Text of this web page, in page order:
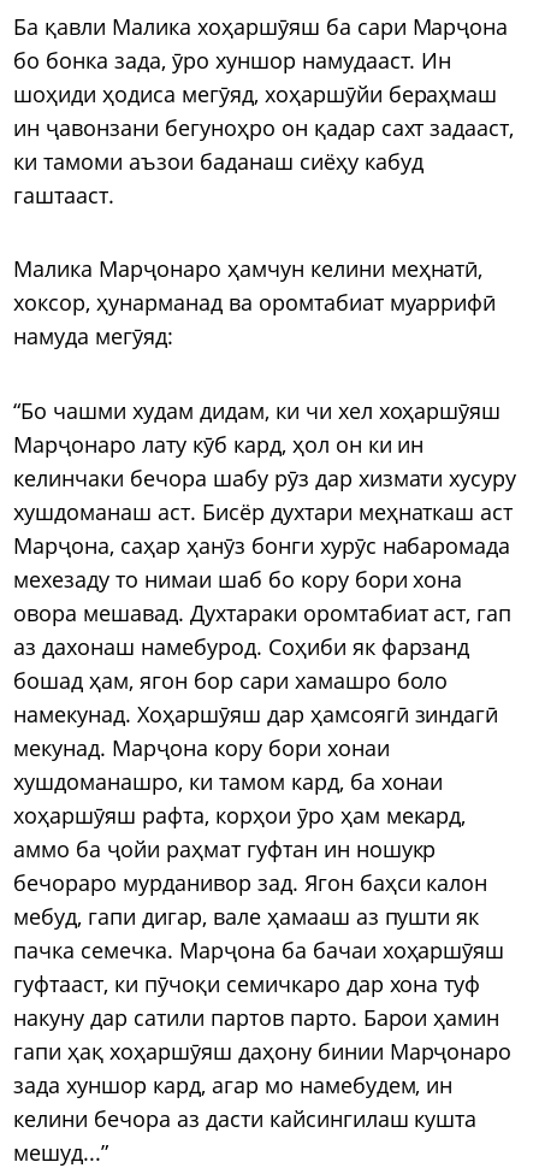
Ба қавли Малика хоҳаршӯяш ба сари Марҷона
бо бонка зада, ӯро хуншор намудааст. Ин
шоҳиди ҳодиса мегӯяд, хоҳаршӯйи бераҳмаш
ин ҷавонзани бегуноҳро он қадар сахт задааст,
ки тамоми аъзои баданаш сиёҳу кабуд
гаштааст.
Малика Марҷонаро ҳамчун келини меҳнатӣ,
хоксор, ҳунарманад ва оромтабиат муаррифӣ
намуда мегӯяд:
“Бо чашми худам дидам, ки чи хел хоҳаршӯяш
Марҷонаро лату кӯб кард, ҳол он ки ин
келинчаки бечора шабу рӯз дар хизмати хусуру
хушдоманаш аст. Бисёр духтари меҳнаткаш аст
Марҷона, саҳар ҳанӯз бонги хурӯс набаромада
мехезаду то нимаи шаб бо кору бори хона
овора мешавад. Духтараки оромтабиат аст, гап
аз дахонаш намебурод. Соҳиби як фарзанд
бошад ҳам, ягон бор сари хамашро боло
намекунад. Хоҳаршӯяш дар ҳамсоягӣ зиндагӣ
мекунад. Марҷона кору бори хонаи
хушдоманашро, ки тамом кард, ба хонаи
хоҳаршӯяш рафта, корҳои ӯро ҳам мекард,
аммо ба ҷойи раҳмат гуфтан ин ношукр
бечораро мурданивор зад. Ягон баҳси калон
мебуд, гапи дигар, вале ҳамааш аз пушти як
пачка семечка. Марҷона ба бачаи хоҳаршӯяш
гуфтааст, ки пӯчоқи семичкаро дар хона туф
накуну дар сатили партов парто. Барои ҳамин
гапи ҳақ хоҳаршӯяш даҳону бинии Марҷонаро
зада хуншор кард, агар мо намебудем, ин
келини бечора аз дасти кайсингилаш кушта
мешуд...”